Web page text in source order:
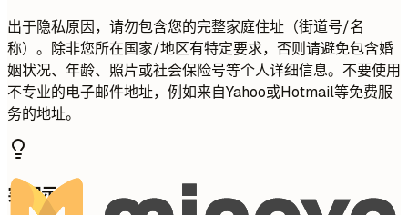
出于隐私原因，请勿包含您的完整家庭住址（街道号/名
称）。除非您所在国家/地区有特定要求，否则请避免包含婚
姻状况、年龄、照片或社会保险号等个人详细信息。不要使用
不专业的电子邮件地址，例如来自Yahoo或Hotmail等免费服
务的地址。
实用示例